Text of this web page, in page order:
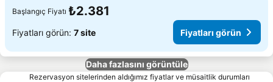
Başlangıç Fiyatı ₺2.381
Fiyatları görün: 7 site Fiyatları görün
Daha fazlasını görüntüle
Rezervasyon sitelerinden aldığımız fiyatlar ve müsaitlik durumları